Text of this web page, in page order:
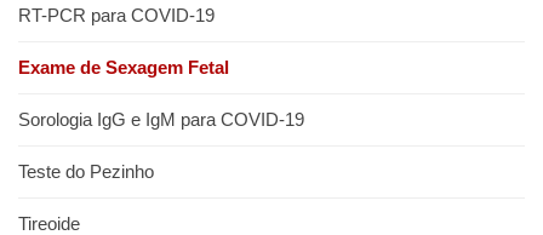
RT-PCR para COVID-19
Exame de Sexagem Fetal
Sorologia IgG e IgM para COVID-19
Teste do Pezinho
Tireoide